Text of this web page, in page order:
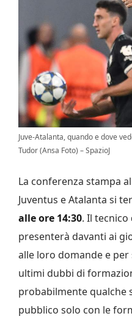
Juve-Atalanta, quando e dove
Tudor (Ansa Foto) – SpazioJ
La conferenza stampa
Juventus e Atalanta si
alle ore 14:30. Il tecnico
presenterà davanti ai
alle loro domande e
ultimi dubbi di
probabilmente qualche
pubblico solo con le